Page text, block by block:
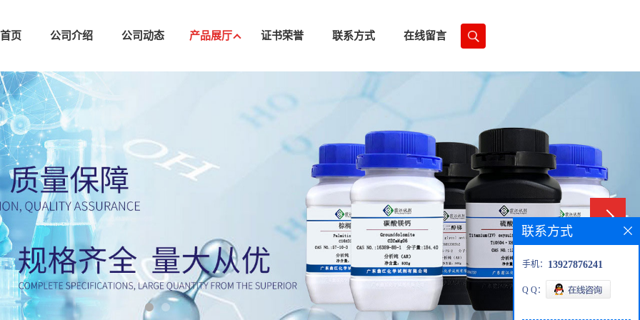
页 公司介绍 公司动态 产品展厅 证书荣誉 联系方式 在线留言
联系方式
手机： 13927876241
Q Q：